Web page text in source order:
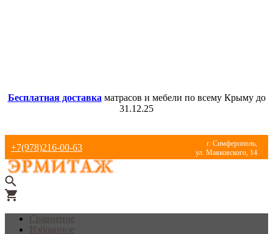
Бесплатная доставка матрасов и мебели по всему Крыму до
31.12.25
+7(978)216-00-63
г. Симферополь,
ул. Маяковского, 14
Сравнение
Избранное